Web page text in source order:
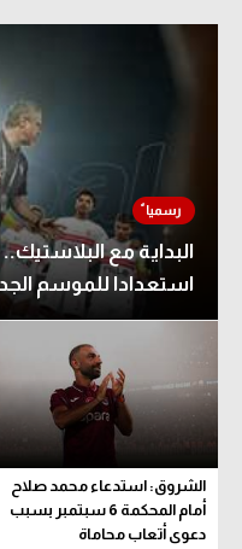
كويز في الجول
استعدادا للموسم
الشروق: استدعاء محمد صلاح
أمام المحكمة 6 سبتمبر بسبب
دعوى أتعاب محاماة